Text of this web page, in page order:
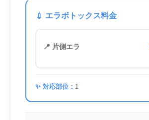
💉 エラボトックス料金
📍 片側エラ
✨ 対応部位： 1